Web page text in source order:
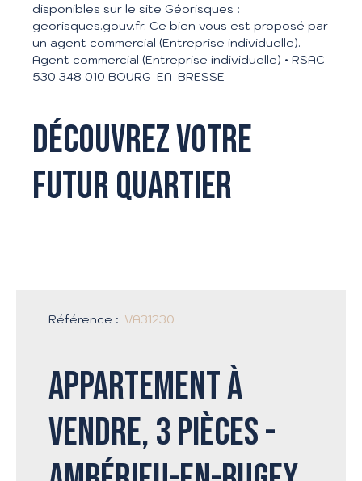
disponibles sur le site Géorisques :
georisques.gouv.fr. Ce bien vous est proposé par
un agent commercial (Entreprise individuelle).
Agent commercial (Entreprise individuelle) • RSAC
530 348 010 BOURG-EN-BRESSE
Découvrez votre
futur quartier
Référence : VA31230
Appartement à
vendre, 3 pièces -